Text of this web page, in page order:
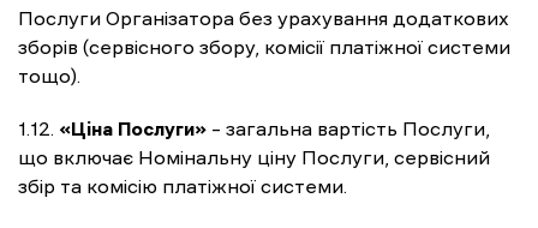
Послуги Організатора без урахування додаткових
зборів (сервісного збору, комісії платіжної системи
тощо).
1.12. «Ціна Послуги» – загальна вартість Послуги,
що включає Номінальну ціну Послуги, сервісний
збір та комісію платіжної системи.